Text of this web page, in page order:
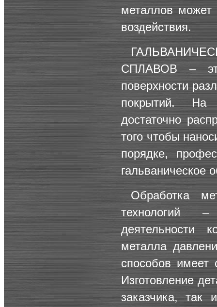
металлов может
воздействия.
СПЛАВОВ –
поверхности
покрытий. На
достаточно
того чтобы
порядке,
гальваническое
Обработка
технологий
деятельности
металла
способов имеет
Изготовление
заказчика, так